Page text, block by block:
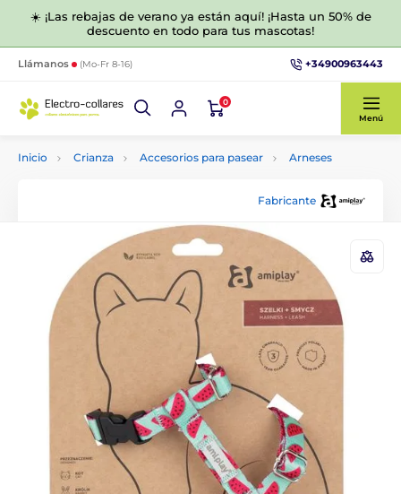
☀️ ¡Las rebajas de verano ya están aquí! ¡Hasta un 50% de
descuento en todo para tus mascotas!
Llámanos (Mo-Fr 8-16) +34900963443
0
Menú
Inicio Crianza Accesorios para pasear Arneses
Fabricante